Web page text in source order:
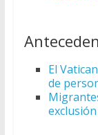
El
de
exclusión